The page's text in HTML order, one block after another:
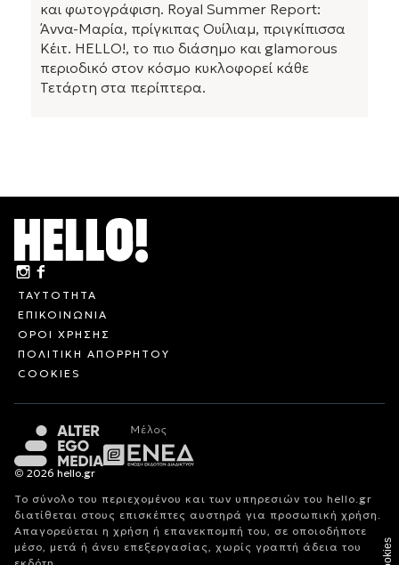
και φωτογράφιση. Royal Summer Report:
Άννα-Μαρία, πρίγκιπας Ουίλιαμ, πριγκίπισσα
Κέιτ. HELLO!, το πιο διάσημο και glamorous
περιοδικό στον κόσμο κυκλοφορεί κάθε
Τετάρτη στα περίπτερα.
ΤΑΥΤΟΤΗΤΑ
ΕΠΙΚΟΙΝΩΝΙΑ
ΟΡΟΙ ΧΡΗΣΗΣ
ΠΟΛΙΤΙΚΗ ΑΠΟΡΡΗΤΟΥ
COOKIES
© 2026 hello.gr
Το σύνολο του περιεχομένου και των υπηρεσιών του hello.gr
διατίθεται στους επισκέπτες αυστηρά για προσωπική χρήση.
Απαγορεύεται η χρήση ή επανεκπομπή του, σε οποιοδήποτε
μέσο, μετά ή άνευ επεξεργασίας, χωρίς γραπτή άδεια του